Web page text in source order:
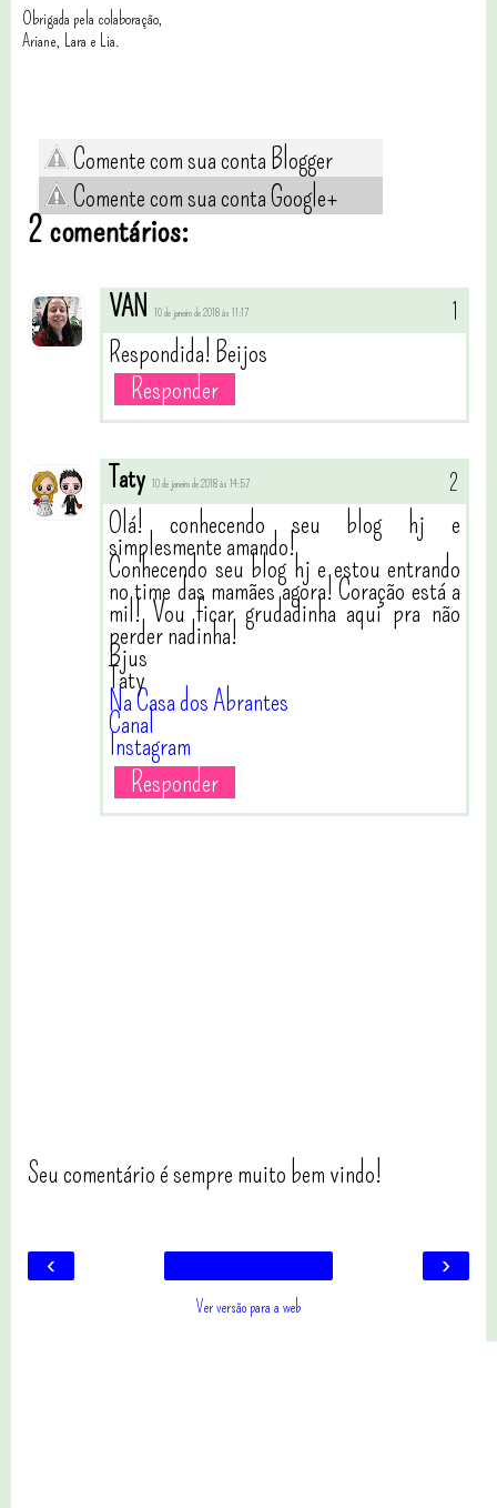
Obrigada pela colaboração,
Ariane, Lara e Lia.
Comente com sua conta Blogger
Comente com sua conta Google+
2 comentários:
VAN 10 de janeiro de 2018 às 11:17
Respondida! Beijos
Responder
Taty 10 de janeiro de 2018 às 14:57
Olá! conhecendo seu blog hj e
simplesmente amando!
Conhecendo seu blog hj e estou entrando
no time das mamães agora! Coração está a
mil! Vou ficar grudadinha aqui pra não
perder nadinha!
Bjus
Taty
Na Casa dos Abrantes
Canal
Instagram
Responder
Seu comentário é sempre muito bem vindo!
‹ ›
Ver versão para a web